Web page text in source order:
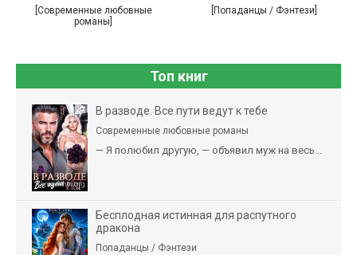
[Современные любовные
романы]
[Попаданцы / Фэнтези]
Топ книг
В разводе. Все пути ведут к тебе
Современные любовные романы
— Я полюбил другую, — объявил муж на весь...
Бесплодная истинная для распутного
дракона
Попаданцы / Фэнтези